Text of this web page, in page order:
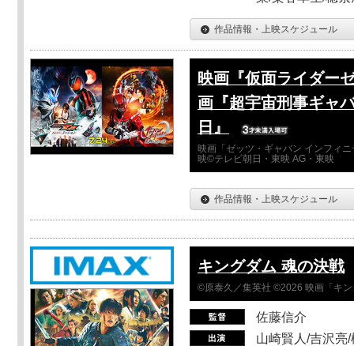
作品情報・上映スケジュール
映画『仮面ライダー
画『超宇宙刑事ギャ
日』
映画「ゼッツ・ギャバン インフィ
映©テレビ朝日・東映 AG・東映
作品情報・上映スケジュール
キングダム 魂の決戦
©原泰久／集英社 ©2026 映画「キ
佐藤信介
山崎賢人/吉沢亮